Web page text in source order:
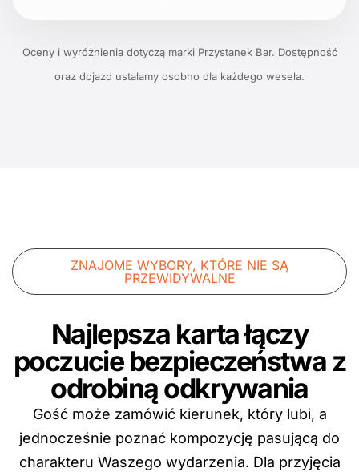
Oceny i wyróżnienia dotyczą marki Przystanek Bar. Dostępność
oraz dojazd ustalamy osobno dla każdego wesela.
ZNAJOME WYBORY, KTÓRE NIE SĄ
PRZEWIDYWALNE
Najlepsza karta łączy
poczucie bezpieczeństwa z
odrobiną odkrywania
Gość może zamówić kierunek, który lubi, a
jednocześnie poznać kompozycję pasującą do
charakteru Waszego wydarzenia. Dla przyjęcia